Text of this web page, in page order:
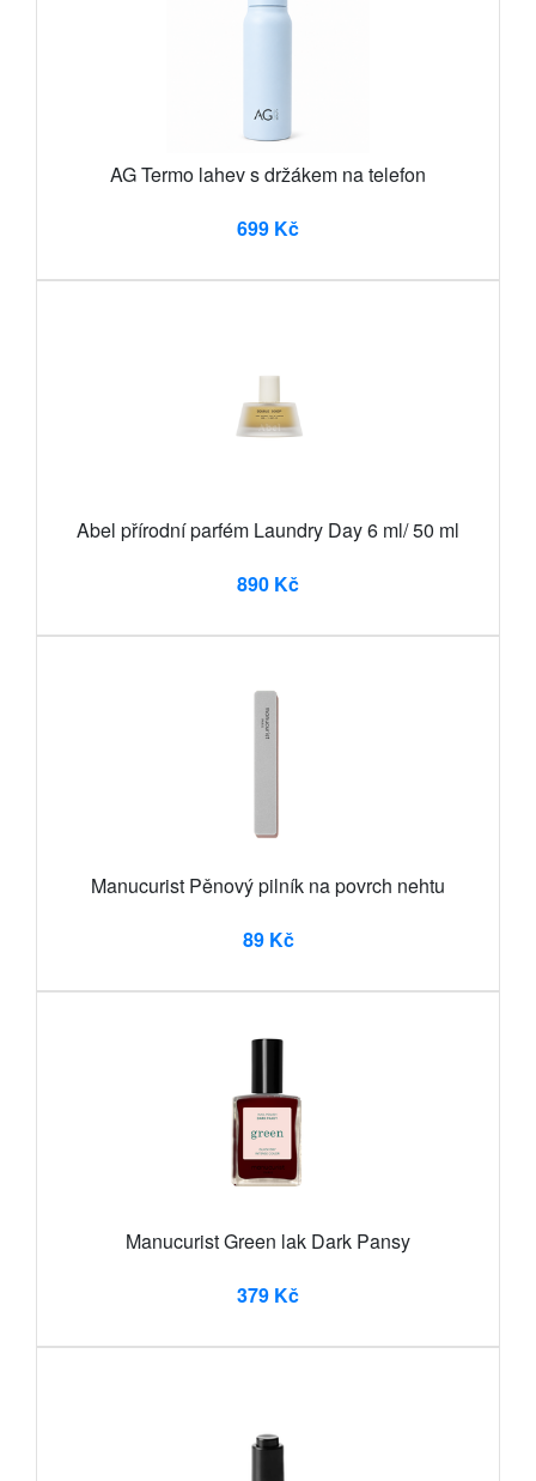
AG Termo lahev s držákem na telefon
699 Kč
Abel přírodní parfém Laundry Day 6 ml/ 50 ml
890 Kč
Manucurist Pěnový pilník na povrch nehtu
89 Kč
Manucurist Green lak Dark Pansy
379 Kč